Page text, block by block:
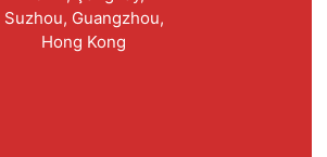
Suzhou, Guangzhou,
Hong Kong